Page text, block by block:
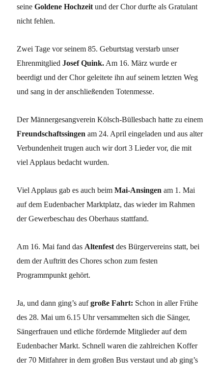
seineGoldene Hochzeit und der Chor durfte als Gratulant
nicht fehlen.
Zwei Tage vor seinem 85. Geburtstag verstarb unser
EhrenmitgliedJosef Quink. Am 16. März wurde er
beerdigt und der Chor geleitete ihn auf seinem letzten Weg
und sang in der anschließenden Totenmesse.
Der Männergesangverein Kölsch-Büllesbach hatte zu einem
Freundschaftssingen am 24. April eingeladen und aus alter
Verbundenheit trugen auch wir dort 3 Lieder vor, die mit
viel Applaus bedacht wurden.
Viel Applaus gab es auch beimMai-Ansingen am 1. Mai
auf dem Eudenbacher Marktplatz, das wieder im Rahmen
der Gewerbeschau des Oberhaus stattfand.
Am 16. Mai fand das Altenfestdes Bürgervereins statt, bei
dem der Auftritt des Chores schon zum festen
Programmpunkt gehört.
Ja, und dann ging’s aufgroße Fahrt: Schon in aller Frühe
des 28. Mai um 6.15 Uhr versammelten sich die Sänger,
Sängerfrauen und etliche fördernde Mitglieder auf dem
Eudenbacher Markt. Schnell waren die zahlreichen Koffer
der 70 Mitfahrer in dem großen Bus verstaut und ab ging’s